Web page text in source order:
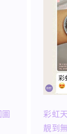
彩虹
靚到